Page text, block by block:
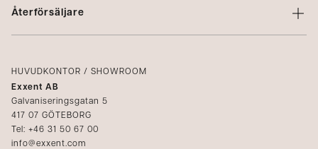
Profilering
Integritetspolicy
Kontakta oss
Återförsäljare
Kataloger
Mediabank
Bli återförsäljare
HUVUDKONTOR / SHOWROOM
Exxent AB
Galvaniseringsgatan 5
417 07 GÖTEBORG
Tel: +46 31 50 67 00
info@exxent.com